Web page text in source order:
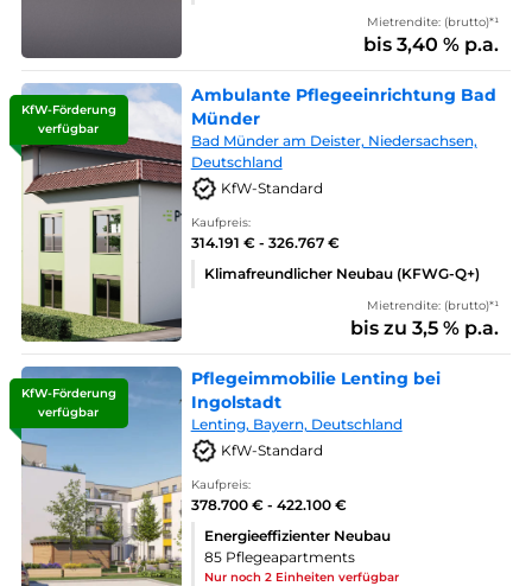
Mietrendite: (brutto)*¹
bis 3,40 % p.a.
KfW-Förderung
verfügbar
Ambulante Pflegeeinrichtung Bad
Münder
Bad Münder am Deister, Niedersachsen,
Deutschland
KfW-Standard
Kaufpreis:
314.191 € - 326.767 €
Klimafreundlicher Neubau (KFWG-Q+)
Mietrendite: (brutto)*¹
bis zu 3,5 % p.a.
KfW-Förderung
verfügbar
Pflegeimmobilie Lenting bei
Ingolstadt
Lenting, Bayern, Deutschland
KfW-Standard
Kaufpreis:
378.700 € - 422.100 €
Energieeffizienter Neubau
85 Pflegeapartments
Nur noch 2 Einheiten verfügbar